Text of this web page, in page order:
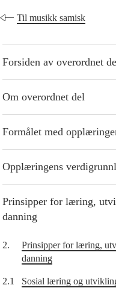
Til musikk samisk
Forsiden av overordnet
Om overordnet del
Formålet med
Opplæringens
Prinsipper for læring,
danning
2.
Prinsipper for læring,
danning
2.1 Sosial læring og